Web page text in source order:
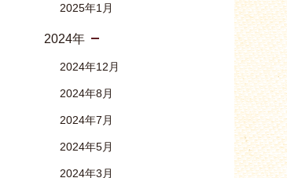
2025年1月
2024年
2024年12月
2024年8月
2024年7月
2024年5月
2024年3月